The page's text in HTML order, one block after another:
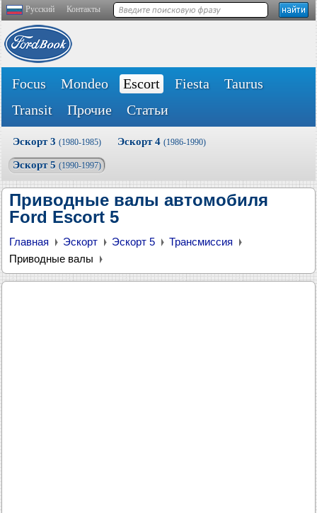
Русский Контакты
Focus Mondeo Escort Fiesta
Taurus
Transit
Прочие Статьи
Эскорт 3 (1980-1985) Эскорт 4 (1986-1990)
Эскорт 5 (1990-1997)
Приводные валы автомобиля
Ford Escort 5
Главная Эскорт Эскорт 5
Трансмиссия
Приводные валы